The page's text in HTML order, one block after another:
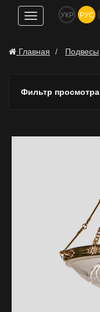
Показать
навигацию
УКР РУС
Главная Подвесы
Фильтр просмотра